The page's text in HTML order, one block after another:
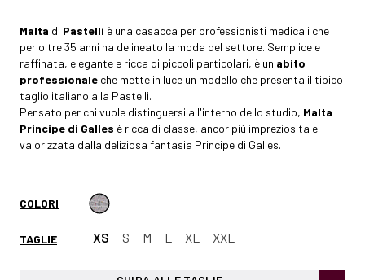
Malta di Pastelli è una casacca per professionisti medicali che
per oltre 35 anni ha delineato la moda del settore. Semplice e
raffinata, elegante e ricca di piccoli particolari, è un abito
professionale che mette in luce un modello che presenta il tipico
taglio italiano alla Pastelli.
Pensato per chi vuole distinguersi all'interno dello studio, Malta
Principe di Galles è ricca di classe, ancor più impreziosita e
valorizzata dalla deliziosa fantasia Principe di Galles.
COLORI
TAGLIE XS S M L XL XXL